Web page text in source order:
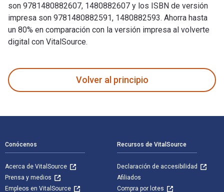
son 9781480882607, 1480882607 y los ISBN de versión
impresa son 9781480882591, 1480882593. Ahorra hasta
un 80% en comparación con la versión impresa al volverte
digital con VitalSource.
Volver al principio
Conócenos
Acerca de VitalSource
Prensa y medios
Empleos en VitalSource
Recursos de VitalSource
Declaración de accesibilidad
Afiliados
Compra por lotes